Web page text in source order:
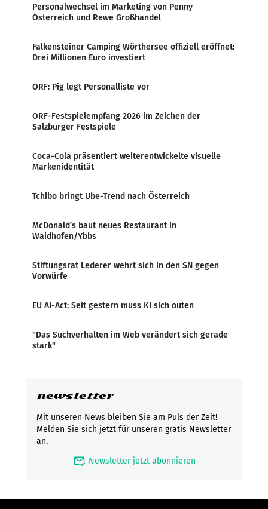
Personalwechsel im Marketing von Penny
Österreich und Rewe Großhandel
Falkensteiner Camping Wörthersee offiziell eröffnet:
Drei Millionen Euro investiert
ORF: Pig legt Personalliste vor
ORF-Festspielempfang 2026 im Zeichen der
Salzburger Festspiele
Coca-Cola präsentiert weiterentwickelte visuelle
Markenidentität
Tchibo bringt Ube-Trend nach Österreich
McDonald’s baut neues Restaurant in
Waidhofen/Ybbs
Stiftungsrat Lederer wehrt sich in den SN gegen
Vorwürfe
EU AI-Act: Seit gestern muss KI sich outen
"Das Suchverhalten im Web verändert sich gerade
stark"
newsletter
Mit unseren News bleiben Sie am Puls der Zeit!
Melden Sie sich jetzt für unseren gratis Newsletter
an.
mark_email_read Newsletter jetzt abonnieren